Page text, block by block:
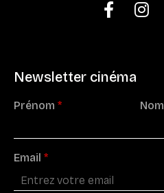


Newsletter cinéma
Prénom * Nom
Email *